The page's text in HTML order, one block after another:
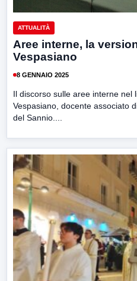
ATTUALITÀ
Aree interne, la
Vespasiano
8 GENNAIO 2025
Il discorso sulle aree interne nel
Vespasiano, docente associato
del Sannio....